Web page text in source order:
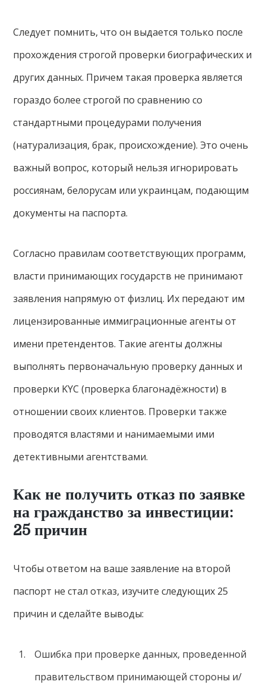
Следует помнить, что он выдается только после
прохождения строгой проверки биографических и
других данных. Причем такая проверка является
гораздо более строгой по сравнению со
стандартными процедурами получения
(натурализация, брак, происхождение). Это очень
важный вопрос, который нельзя игнорировать
россиянам, белорусам или украинцам, подающим
документы на паспорта.
Согласно правилам соответствующих программ,
власти принимающих государств не принимают
заявления напрямую от физлиц. Их передают им
лицензированные иммиграционные агенты от
имени претендентов. Такие агенты должны
выполнять первоначальную проверку данных и
проверки KYC (проверка благонадёжности) в
отношении своих клиентов. Проверки также
проводятся властями и нанимаемыми ими
детективными агентствами.
Как не получить отказ по заявке
на гражданство за инвестиции:
25 причин
Чтобы ответом на ваше заявление на второй
паспорт не стал отказ, изучите следующих 25
причин и сделайте выводы:
Ошибка при проверке данных, проведенной
правительством принимающей стороны и/